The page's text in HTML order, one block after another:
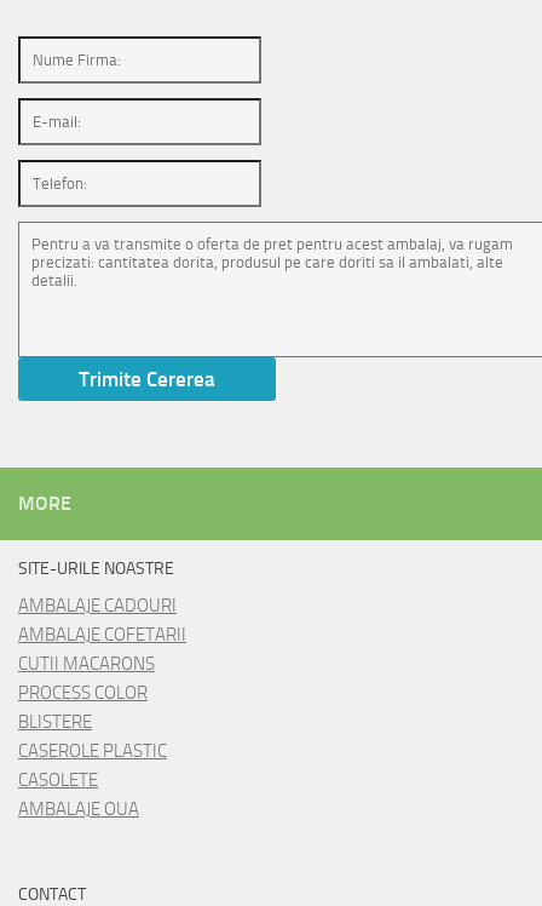
MORE
SITE-URILE NOASTRE
AMBALAJE CADOURI
AMBALAJE COFETARII
CUTII MACARONS
PROCESS COLOR
BLISTERE
CASEROLE PLASTIC
CASOLETE
AMBALAJE OUA
CONTACT